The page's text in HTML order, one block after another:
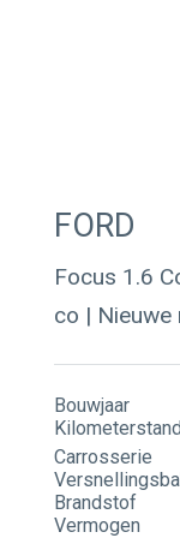
FORD
Focus 1.6
co | Nieuwe
Bouwjaar
Kilometerstand
Carrosserie
Brandstof
Vermogen